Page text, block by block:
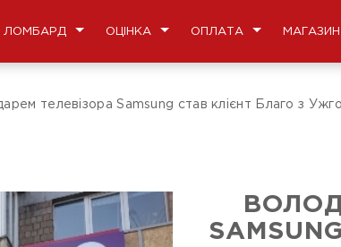
ЛОМБАРД ОЦІНКА ОПЛАТА МАГАЗИН
телевізора Samsung став клієнт Благо з